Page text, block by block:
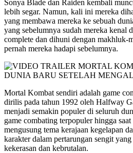
Sonya Blade dan Raiden kembali
lebih segar. Namun, kali ini mereka
yang membawa mereka ke sebuah
yang sebelumnya sudah mereka kenal
complete dan dihuni dengan makhluk-
pernah mereka hadapi sebelumnya.
Mortal Kombat sendiri adalah game
dirilis pada tahun 1992 oleh Halfway
menjadi semakin populer di seluruh
game combating terpopuler hingga
mengusung tema kerajaan kegelapan
karakter dalam pertarungan sengit
kekerasan dan kebrutalan.